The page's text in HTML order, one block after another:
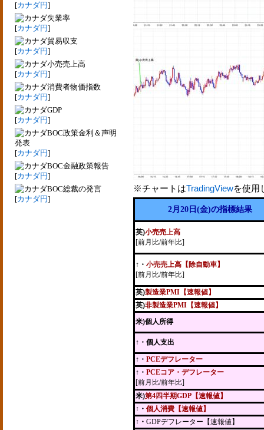
[カナダ円]
失業率
[カナダ円]
貿易収支
[カナダ円]
小売売上高
[カナダ円]
消費者物価指数
[カナダ円]
GDP
[カナダ円]
BOC政策金利＆声明
発表
[カナダ円]
BOC金融政策報告
[カナダ円]
BOC総裁の発言
[カナダ円]
※チャートはTradingViewを使用
2月20日(金)の指標結果
英)小売売上高
[前月比/前年比]
↑ ・ 小売売上高【除自動車】
[前月比/前年比]
英)製造業PMI【速報値】
英)非製造業PMI【速報値】
米)個人所得
↑・個人支出
↑・ PCEデフレーター
↑・ PCEコア・デフレーター
[前月比/前年比]
米)第4四半期GDP【速報値】
↑・ 個人消費【速報値】
↑・ GDPデフレーター【速報値】